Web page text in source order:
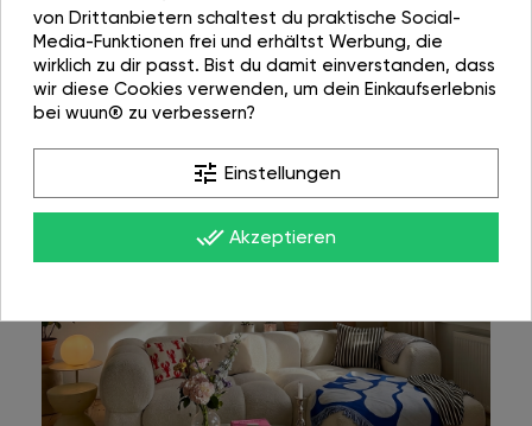
von Drittanbietern schaltest du praktische Social-
Media-Funktionen frei und erhältst Werbung, die
wirklich zu dir passt. Bist du damit einverstanden, dass
wir diese Cookies verwenden, um dein Einkaufserlebnis
bei wuun® zu verbessern?
tune Einstellungen
done_all Akzeptieren